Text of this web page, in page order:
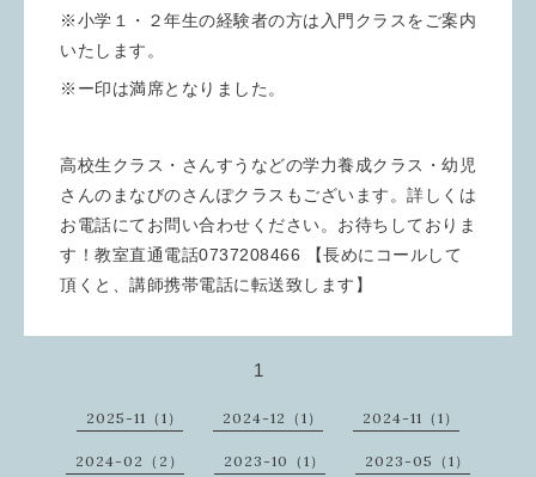
※小学１・２年生の経験者の方は入門クラスをご案内
いたします。
※ー印は満席となりました。
高校生クラス・さんすうなどの学力養成クラス・幼児
さんのまなびのさんぽクラスもございます。詳しくは
お電話にてお問い合わせください。お待ちしておりま
す！教室直通電話0737208466 【長めにコールして
頂くと、講師携帯電話に転送致します】
1
2025-11（1） 2024-12（1） 2024-11（1）
2024-02（2） 2023-10（1） 2023-05（1）